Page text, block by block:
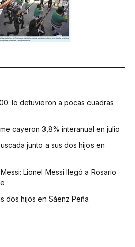
lo detuvieron a pocas cuadras
cayeron 3,8% interanual en julio
junto a sus dos hijos en
Lionel Messi llegó a Rosario
dos hijos en Sáenz Peña